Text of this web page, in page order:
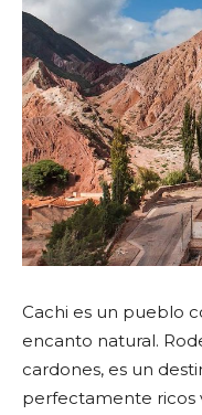
Cachi es un pueblo
encanto natural.
cardones, es un
perfectamente ricos